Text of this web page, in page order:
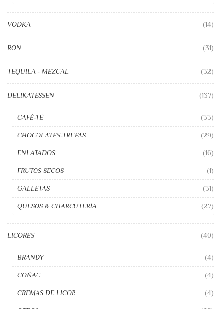
VODKA (14)
RON (31)
TEQUILA - MEZCAL (32)
DELIKATESSEN (137)
CAFÉ-TÉ (33)
CHOCOLATES-TRUFAS (29)
ENLATADOS (16)
FRUTOS SECOS (1)
GALLETAS (31)
QUESOS & CHARCUTERÍA (27)
LICORES (40)
BRANDY (4)
COÑAC (4)
CREMAS DE LICOR (4)